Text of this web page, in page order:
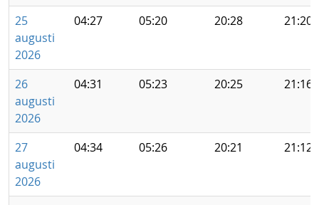
25
augusti
2026
04:27 05:20 20:28 21:20
26
augusti
2026
04:31 05:23 20:25 21:16
27
augusti
2026
04:34 05:26 20:21 21:12